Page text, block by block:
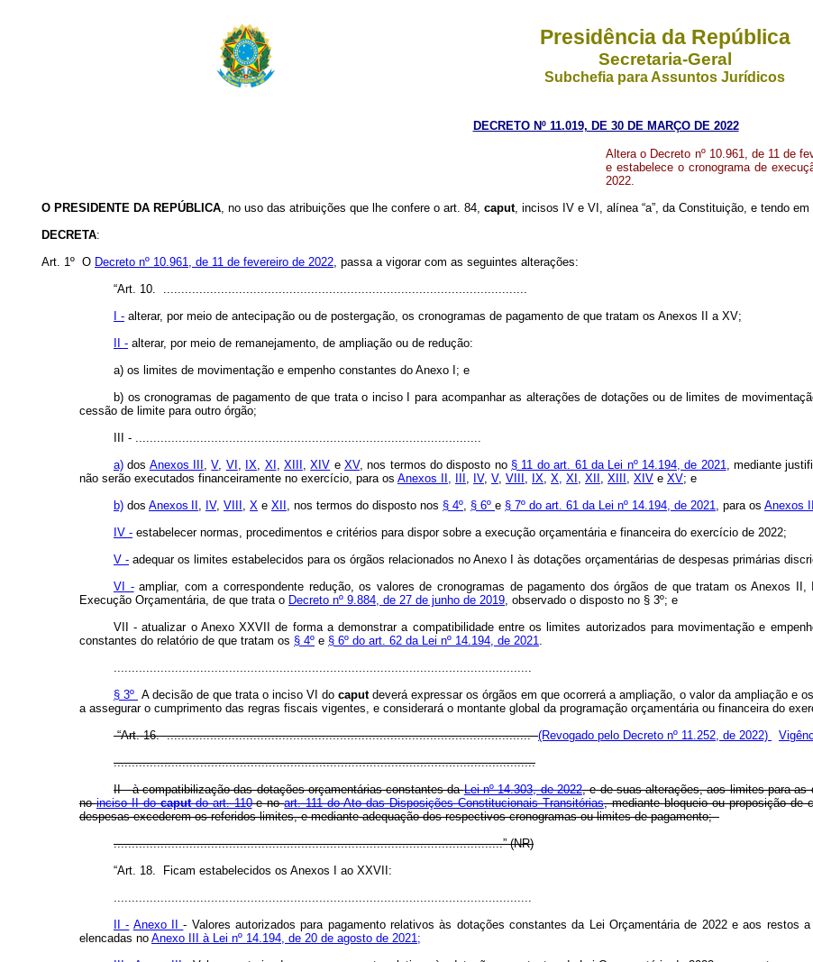
Presidência da República
Secretaria-Geral
Subchefia para Assuntos Jurídicos
DECRETO Nº 11.019, DE 30 DE MARÇO DE 2022
Altera o Decreto nº 10.961, de 11 de
e estabelece o cronograma de
2022.
O PRESIDENTE DA REPÚBLICA, no uso das atribuições que lhe confere o art. 84, caput, incisos IV e VI, alínea “a”, da Constituição, e tendo
DECRETA:
Art. 1º O Decreto nº 10.961, de 11 de fevereiro de 2022, passa a vigorar com as seguintes alterações:
“Art. 10. .....................................................................................................
I - alterar, por meio de antecipação ou de postergação, os cronogramas de pagamento de que tratam os Anexos II a XV;
II - alterar, por meio de remanejamento, de ampliação ou de redução:
a) os limites de movimentação e empenho constantes do Anexo I; e
b) os cronogramas de pagamento de que trata o inciso I para acompanhar as alterações de dotações ou de limites de
cessão de limite para outro órgão;
III - ................................................................................................
a) dos Anexos III ,V, VI , IX, XI , XIII ,XIV e XV, nos termos do disposto no § 11 do art. 61 da Lei nº 14.194, de 2021, mediante
não serão executados financeiramente no exercício, para os Anexos II, , IV, V, VIII , IX, X, XI , XII , XIII , XIV e XV; e
b) dos Anexos II , IV, VIII , X e XII , nos termos do disposto nos § 4º, § 6º e § 7º do art. 61 da Lei nº 14.194, de 2021, para os Anexos II
IV - estabelecer normas, procedimentos e critérios para dispor sobre a execução orçamentária e financeira do exercício de 2022;
V - adequar os limites estabelecidos para os órgãos relacionados no Anexo I às dotações orçamentárias de despesas primárias
VI - ampliar, com a correspondente redução, os valores de cronogramas de pagamento dos órgãos de que tratam os Anexos
Execução Orçamentária, de que trata o Decreto nº 9.884, de 27 de junho de 2019, observado o disposto no § 3º; e
VII - atualizar o Anexo XXVII de forma a demonstrar a compatibilidade entre os limites autorizados para movimentação e
constantes do relatório de que tratam os § 4º e § 6º do art. 62 da Lei nº 14.194, de 2021.
....................................................................................................................
§ 3º A decisão de que trata o inciso VI do caputdeverá expressar os órgãos em que ocorrerá a ampliação, o valor da ampliação e
a assegurar o cumprimento das regras fiscais vigentes, e considerará o montante global da programação orçamentária ou financeira do
“Art. 16. .....................................................................................................(Revogado pelo Decreto nº 11.252, de 2022)
.....................................................................................................................
II - à compatibilização das dotações orçamentárias constantes daLei nº 14.303, de 2022, e de suas alterações, aos limites para
noinciso II docaputdo art. 110e noart. 111 do Ato das Disposições Constitucionais Transitórias, mediante bloqueio ou proposição de
despesas excederem os referidos limites, e mediante adequação dos respectivos cronogramas ou limites de pagamento;
............................................................................................................” (NR)
“Art. 18. Ficam estabelecidos os Anexos I ao XXVII:
....................................................................................................................
II - Anexo II- Valores autorizados para pagamento relativos às dotações constantes da Lei Orçamentária de 2022 e aos restos
elencadas no Anexo III à Lei nº 14.194, de 20 de agosto de 2021;